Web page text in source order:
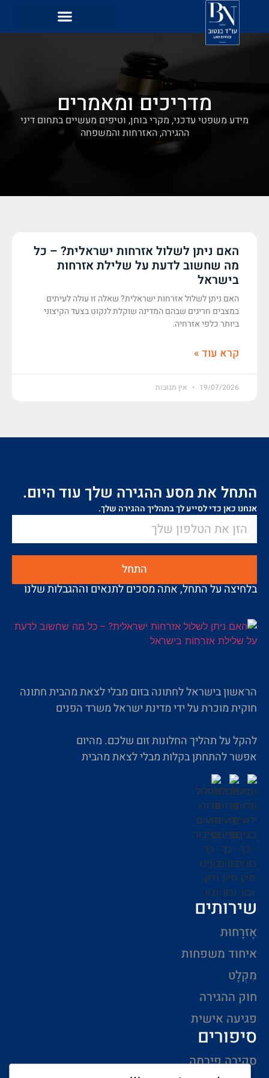
מדריכים ומאמרים
מידע משפטי עדכני, מקרי בוחן, וטיפים מעשיים בתחום דיני
ההגירה, האזרחות והמשפחה
האם ניתן לשלול אזרחות ישראלית? – כל
מה שחשוב לדעת על שלילת אזרחות
בישראל
האם ניתן לשלול אזרחות ישראלית? שאלה זו עולה לעיתים
במצבים חריגים שבהם המדינה שוקלת לנקוט בצעד הקיצוני
ביותר כלפי אזרחיה.
קרא עוד »
19/07/2026 אין תגובות
התחל את מסע ההגירה שלך עוד היום.
אנחנו כאן כדי לסייע לך בתהליך ההגירה שלך.
התחל
בלחיצה על התחל, אתה מסכים לתנאים וההגבלות שלנו
הראשון בישראל לחתונה בזום מבלי לצאת מהבית חתונה
חוקית מוכרת על ידי מדינת ישראל משרד הפנים
להקל על תהליך החלונות זום שלכם. מהיום
אפשר להתחתן בקלות מבלי לצאת מהבית
שירותים
אֶזרָחוּת
איחוד משפחות
מִקְלָט
חוק ההגירה
פגיעה אישית
סיפורים
סקירה פירמה